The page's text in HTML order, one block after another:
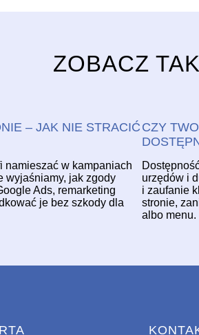
ZOBACZ
– JAK NIE STRACIĆ
namieszać w kampaniach
wyjaśniamy, jak zgody
Ads, remarketing
je bez szkody dla
CZY
urzędów i
i zaufanie
stronie,
albo menu.